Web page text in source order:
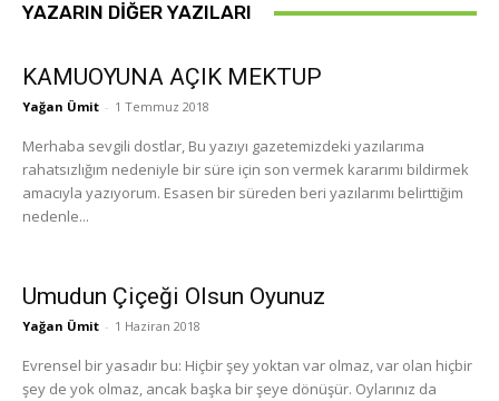
YAZARIN DIĞER YAZILARI
KAMUOYUNA AÇIK MEKTUP
Yağan Ümit - 1 Temmuz 2018
Merhaba sevgili dostlar, Bu yazıyı gazetemizdeki yazılarıma
rahatsızlığım nedeniyle bir süre için son vermek kararımı bildirmek
amacıyla yazıyorum. Esasen bir süreden beri yazılarımı belirttiğim
nedenle...
Umudun Çiçeği Olsun Oyunuz
Yağan Ümit - 1 Haziran 2018
Evrensel bir yasadır bu: Hiçbir şey yoktan var olmaz, var olan hiçbir
şey de yok olmaz, ancak başka bir şeye dönüşür. Oylarınız da